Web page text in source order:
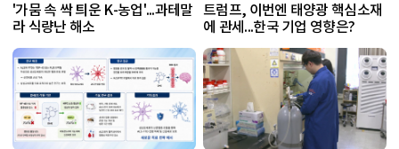
'가뭄 속 싹 틔운 K-농업'...과테말
라 식량난 해소
트럼프, 이번엔 태양광 핵심소재
에 관세...한국 기업 영향은?